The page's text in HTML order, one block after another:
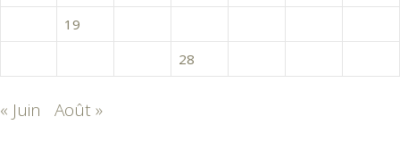
19
28
« Juin Août »